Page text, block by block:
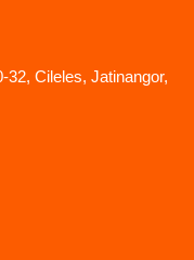
Cileles, Jatinangor,